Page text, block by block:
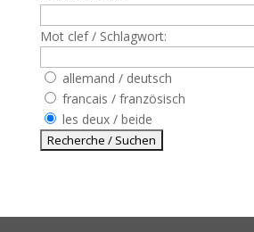
Mot clef / Schlagwort:
allemand / deutsch
francais / französisch
les deux / beide